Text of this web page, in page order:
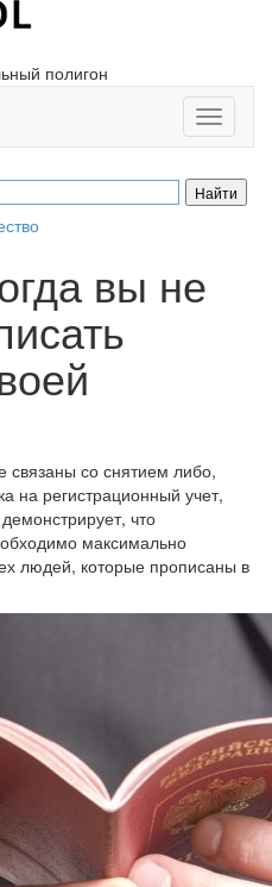
полигон
Toggle
вы не
связаны со снятием либо,
на регистрационный учет,
что
максимально
людей, которые прописаны в